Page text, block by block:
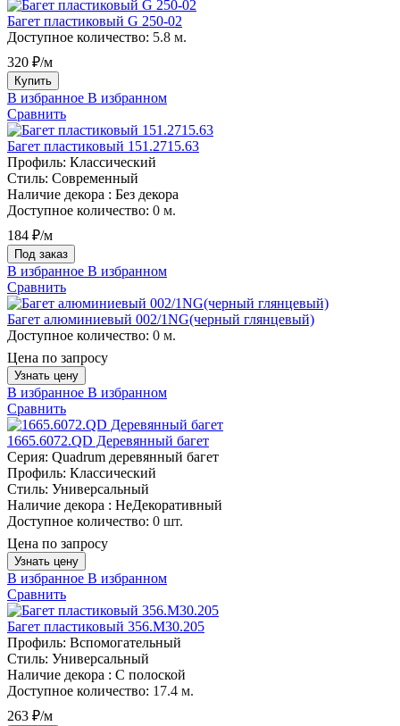
Багет пластиковый G 250-02
Доступное количество: 5.8 м.
320 ₽/м
Купить
В избранное В избранном
Сравнить
Багет пластиковый 151.2715.63
Профиль: Классический
Стиль: Современный
Наличие декора : Без декора
Доступное количество: 0 м.
184 ₽/м
Под заказ
В избранное В избранном
Сравнить
Багет алюминиевый 002/1NG(черный глянцевый)
Доступное количество: 0 м.
Цена по запросу
Узнать цену
В избранное В избранном
Сравнить
1665.6072.QD Деревянный багет
Серия: Quadrum деревянный багет
Профиль: Классический
Стиль: Универсальный
Наличие декора : НеДекоративный
Доступное количество: 0 шт.
Цена по запросу
Узнать цену
В избранное В избранном
Сравнить
Багет пластиковый 356.M30.205
Профиль: Вспомогательный
Стиль: Универсальный
Наличие декора : С полоской
Доступное количество: 17.4 м.
263 ₽/м